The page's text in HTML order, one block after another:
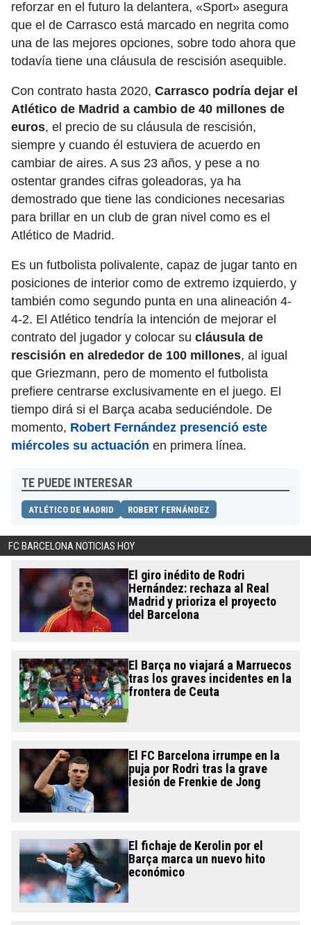
reforzar en el futuro la delantera, «Sport» asegura
que el de Carrasco está marcado en negrita como
una de las mejores opciones, sobre todo ahora que
todavía tiene una cláusula de rescisión asequible.
Con contrato hasta 2020, Carrasco podría dejar el
Atlético de Madrid a cambio de 40 millones de
euros, el precio de su cláusula de rescisión,
siempre y cuando él estuviera de acuerdo en
cambiar de aires. A sus 23 años, y pese a no
ostentar grandes cifras goleadoras, ya ha
demostrado que tiene las condiciones necesarias
para brillar en un club de gran nivel como es el
Atlético de Madrid.
Es un futbolista polivalente, capaz de jugar tanto en
posiciones de interior como de extremo izquierdo, y
también como segundo punta en una alineación 4-
4-2. El Atlético tendría la intención de mejorar el
contrato del jugador y colocar su cláusula de
rescisión en alrededor de 100 millones, al igual
que Griezmann, pero de momento el futbolista
prefiere centrarse exclusivamente en el juego. El
tiempo dirá si el Barça acaba seduciéndole. De
momento, Robert Fernández presenció este
miércoles su actuación en primera línea.
TE PUEDE INTERESAR
ATLÉTICO DE MADRID ROBERT FERNÁNDEZ
FC BARCELONA NOTICIAS HOY
El giro inédito de Rodri
Hernández: rechaza al Real
Madrid y prioriza el proyecto
del Barcelona
El Barça no viajará a Marruecos
tras los graves incidentes en la
frontera de Ceuta
El FC Barcelona irrumpe en la
puja por Rodri tras la grave
lesión de Frenkie de Jong
El fichaje de Kerolin por el
Barça marca un nuevo hito
económico